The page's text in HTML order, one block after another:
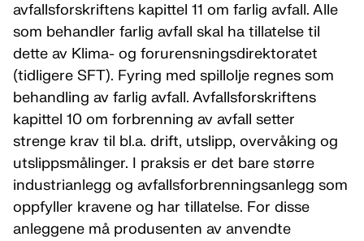
avfallsforskriftens kapittel 11 om farlig avfall. Alle
som behandler farlig avfall skal ha tillatelse til
dette av Klima- og forurensningsdirektoratet
(tidligere SFT). Fyring med spillolje regnes som
behandling av farlig avfall. Avfallsforskriftens
kapittel 10 om forbrenning av avfall setter
strenge krav til bl.a. drift, utslipp, overvåking og
utslippsmålinger. I praksis er det bare større
industrianlegg og avfallsforbrenningsanlegg som
oppfyller kravene og har tillatelse. For disse
anleggene må produsenten av anvendte